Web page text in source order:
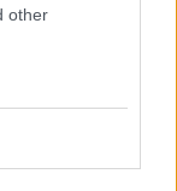
other
úgy csináltam,
a házba. Így
abba a szobába,